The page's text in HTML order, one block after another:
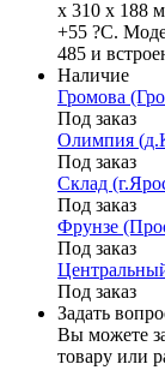
х 310 х 188
+55 ?C.
485 и
Наличие
Громова
Под заказ
Олимпия
Под заказ
Склад
Под заказ
Фрунзе
Под заказ
Под заказ
Задать
Вы можете
товару или